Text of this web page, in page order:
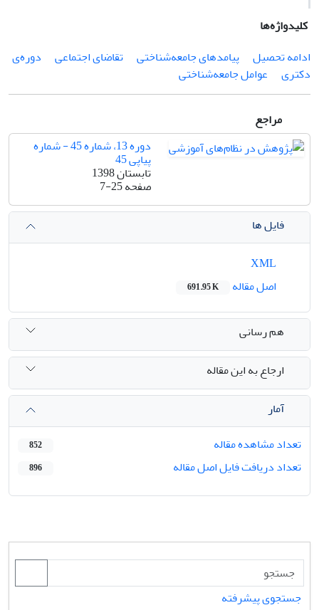
کلیدواژه‌ها
ادامه تحصیل
پیامدهای جامعه‌شناختی تقاضای اجتماعی
دوره‌ی
دکتری
عوامل جامعه‌شناختی
مراجع
دوره 13، شماره 45 - شماره
پیاپی 45
تابستان 1398
صفحه7-25
فایل ها
اصل مقاله
691.95 K
هم رسانی
ارجاع به این مقاله
آمار
تعداد مشاهده مقاله
852
تعداد دریافت فایل اصل مقاله 896
جستجوی پیشرفته